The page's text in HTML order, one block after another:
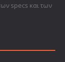
specs και των